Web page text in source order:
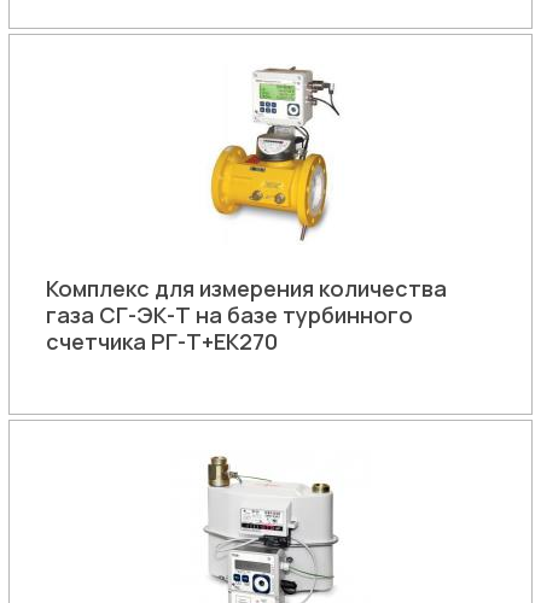
Комплекс для измерения количества
газа СГ-ЭК-Т на базе турбинного
счетчика РГ-Т+ЕК270